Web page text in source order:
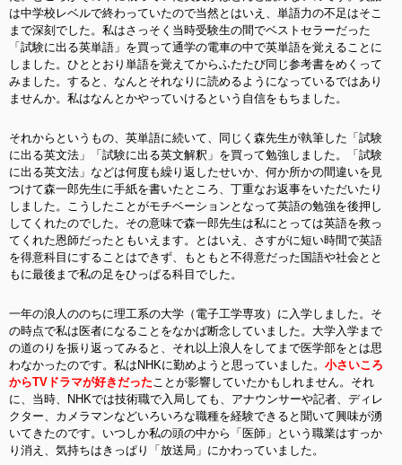
は中学校レベルで終わっていたので当然とはいえ、単語力の不足はそこ
まで深刻でした。私はさっそく当時受験生の間でベストセラーだった
「試験に出る英単語」を買って通学の電車の中で英単語を覚えることに
しました。ひととおり単語を覚えてからふたたび同じ参考書をめくって
みました。すると、なんとそれなりに読めるようになっているではあり
ませんか。私はなんとかやっていけるという自信をもちました。
それからというもの、英単語に続いて、同じく森先生が執筆した「試験
に出る英文法」「試験に出る英文解釈」を買って勉強しました。「試験
に出る英文法」などは何度も繰り返したせいか、何か所かの間違いを見
つけて森一郎先生に手紙を書いたところ、丁重なお返事をいただいたり
しました。こうしたことがモチベーションとなって英語の勉強を後押し
してくれたのでした。その意味で森一郎先生は私にとっては英語を救っ
てくれた恩師だったともいえます。とはいえ、さすがに短い時間で英語
を得意科目にすることはできず、もともと不得意だった国語や社会とと
もに最後まで私の足をひっぱる科目でした。
一年の浪人ののちに理工系の大学（電子工学専攻）に入学しました。そ
の時点で私は医者になることをなかば断念していました。大学入学まで
の道のりを振り返ってみると、それ以上浪人をしてまで医学部をとは思
わなかったのです。私はNHKに勤めようと思っていました。 小さいころ
からTVドラマが好きだったことが影響していたかもしれません。それ
に、当時、NHKでは技術職で入局しても、アナウンサーや記者、ディレ
クター、カメラマンなどいろいろな職種を経験できると聞いて興味が湧
いてきたのです。いつしか私の頭の中から「医師」という職業はすっか
り消え、気持ちはきっぱり「放送局」にかわっていました。